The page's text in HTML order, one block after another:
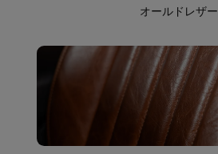
オールドレザー